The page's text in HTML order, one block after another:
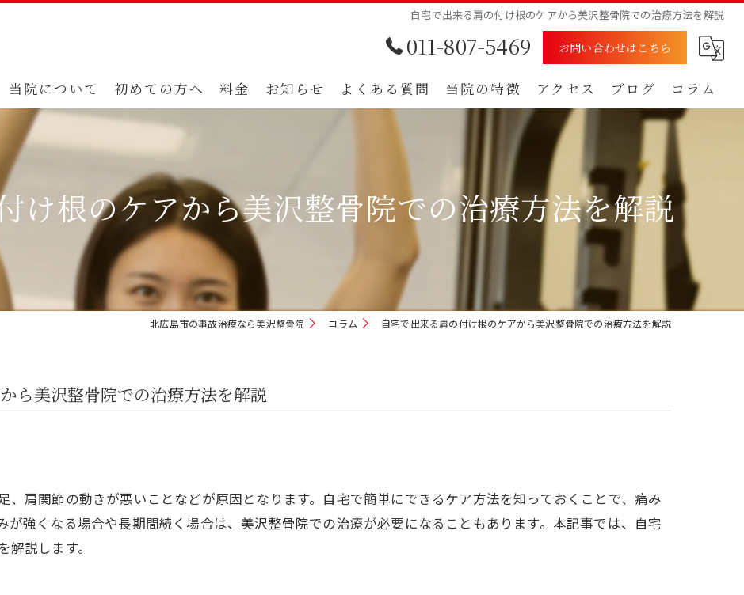
自宅で出来る肩の付け根のケアから美沢整骨院での治療方法を解説
011-807-5469 お問い合わせはこちら
当院について 初めての方へ 料金 お知らせ よくある質問 当院の特徴
肩
アクセス
漫画特集
ブログ コラム
け根のケアから美沢整骨院での治療方法を解説
北広島市の事故治療なら美沢整骨院 コラム 自宅で出来る肩の付け根のケアから美沢整骨院での治療方法を解説
ら美沢整骨院での治療方法を解説
、肩関節の動きが悪いことなどが原因となります。自宅で簡単にできるケア方法を知っておくことで、痛み
が強くなる場合や長期間続く場合は、美沢整骨院での治療が必要になることもあります。本記事では、自宅
説します。